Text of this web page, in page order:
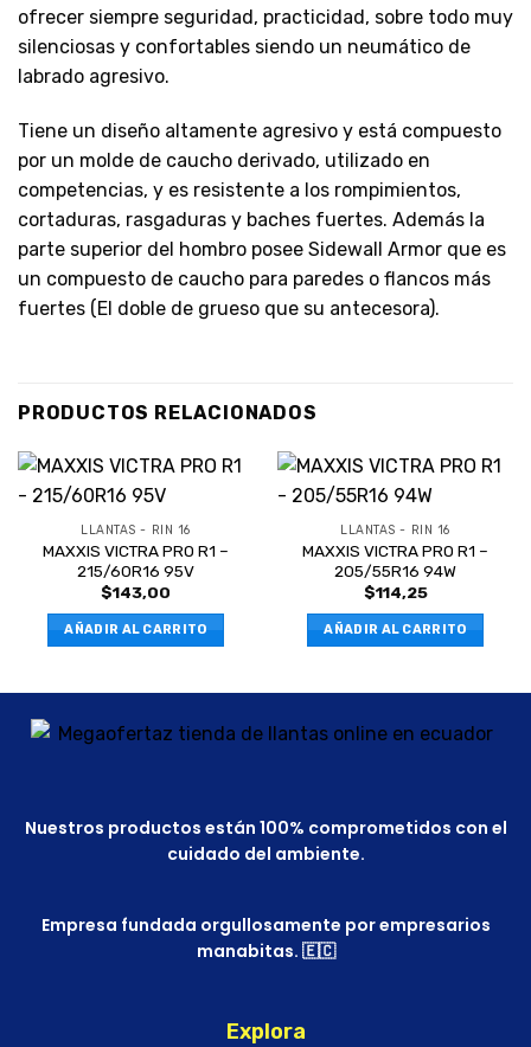
ofrecer siempre seguridad, practicidad, sobre todo muy
silenciosas y confortables siendo un neumático de
labrado agresivo.
Tiene un diseño altamente agresivo y está compuesto
por un molde de caucho derivado, utilizado en
competencias, y es resistente a los rompimientos,
cortaduras, rasgaduras y baches fuertes. Además la
parte superior del hombro posee Sidewall Armor que es
un compuesto de caucho para paredes o flancos más
fuertes (El doble de grueso que su antecesora).
PRODUCTOS RELACIONADOS
LLANTAS - RIN 16
MAXXIS VICTRA PRO R1 –
215/60R16 95V
$143,00
AÑADIR AL CARRITO
LLANTAS - RIN 16
MAXXIS VICTRA PRO R1 –
205/55R16 94W
$114,25
AÑADIR AL CARRITO
Nuestros productos están 100% comprometidos con el
cuidado del ambiente.
Empresa fundada orgullosamente por empresarios
manabitas. 🇪🇨
Explora